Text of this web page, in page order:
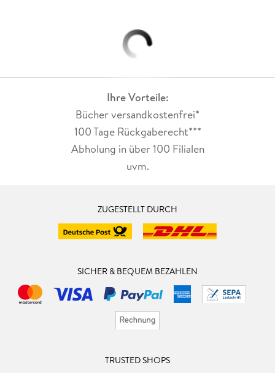
Ihre Vorteile:
Bücher versandkostenfrei*
100 Tage Rückgaberecht***
Abholung in über 100 Filialen
uvm.
ZUGESTELLT DURCH
SICHER & BEQUEM BEZAHLEN
TRUSTED SHOPS